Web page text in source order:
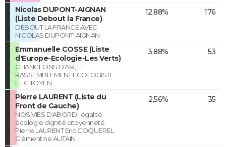
Nicolas DUPONT-AIGNAN
(Liste Debout la France)
DEBOUT LA FRANCE AVEC
NICOLAS DUPONT-AIGNAN
12,88% 176
Emmanuelle COSSE (Liste
d'Europe-Ecologie-Les Verts)
CHANGEONS D'AIR, LE
RASSEMBLEMENT ECOLOGISTE
ET CITOYEN
3,88% 53
Pierre LAURENT (Liste du
Front de Gauche)
NOS VIES D'ABORD ! égalité
écologie dignité citoyenneté
Pierre LAURENT Eric COQUEREL
Clémentine AUTAIN
2,56% 35